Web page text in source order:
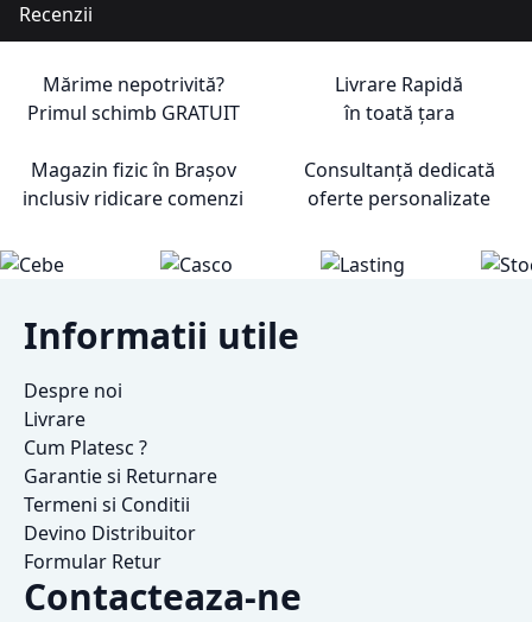
Recenzii
Mărime nepotrivită?
Primul schimb GRATUIT
Livrare Rapidă
în toată țara
Magazin fizic în Brașov
inclusiv ridicare comenzi
Consultanță dedicată
oferte personalizate
Informatii utile
Despre noi
Livrare
Cum Platesc ?
Garantie si Returnare
Termeni si Conditii
Devino Distribuitor
Formular Retur
Contacteaza-ne